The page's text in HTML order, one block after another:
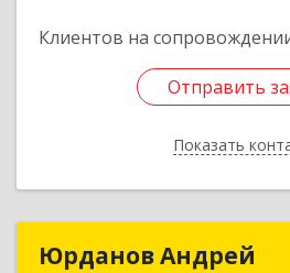
Клиентов на
Отправить
Показать
Отправить
Назад
Юрданов Андрей